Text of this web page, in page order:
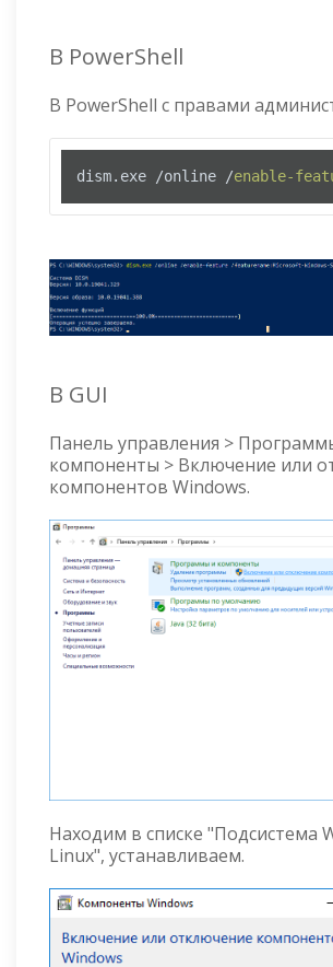
В PowerShell
В PowerShell с правами
dism.exe /online /enable-
​В GUI
Панель управления >
компоненты > Включение или
компонентов Windows.
Находим в списке "Подсистема
Linux", устанавливаем.